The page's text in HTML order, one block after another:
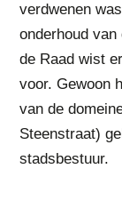
verdwenen
onderhoud
de Raad wist
voor. Gewoon
van de
Steenstraat)
stadsbestuur.